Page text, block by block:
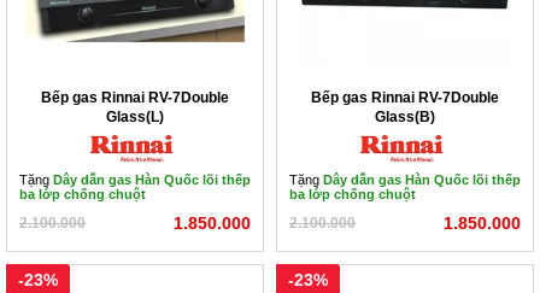
Bếp gas Rinnai RV-7Double
Glass(L)
Tặng Dây dẫn gas Hàn Quốc lõi thếp
ba lớp chống chuột
2.100.000 1.850.000
Bếp gas Rinnai RV-7Double
Glass(B)
Tặng Dây dẫn gas Hàn Quốc lõi thếp
ba lớp chống chuột
2.100.000 1.850.000
-23% -23%